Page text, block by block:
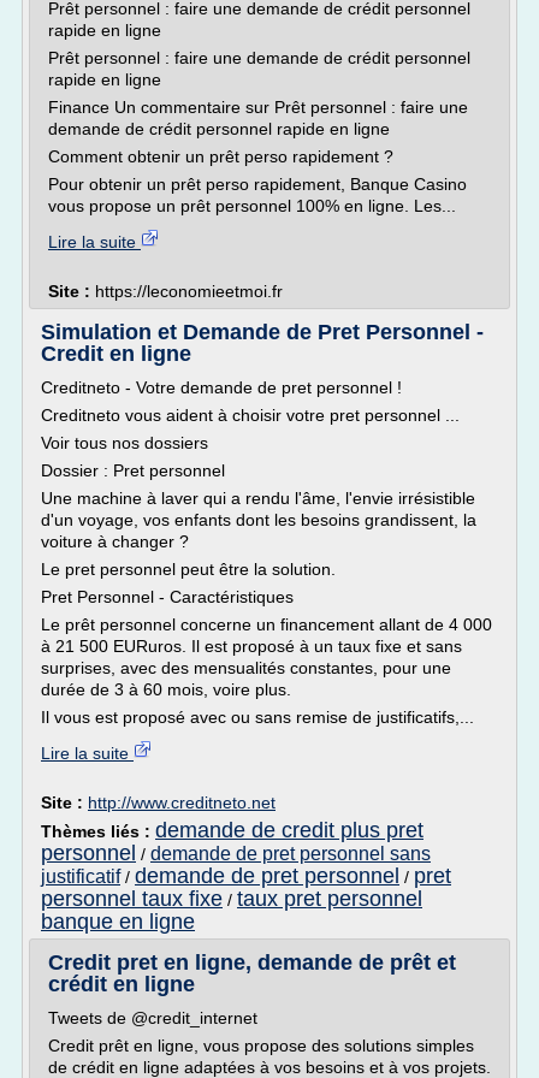
Prêt personnel : faire une demande de crédit personnel
rapide en ligne
Prêt personnel : faire une demande de crédit personnel
rapide en ligne
Finance Un commentaire sur Prêt personnel : faire une
demande de crédit personnel rapide en ligne
Comment obtenir un prêt perso rapidement ?
Pour obtenir un prêt perso rapidement, Banque Casino
vous propose un prêt personnel 100% en ligne. Les...
Lire la suite
Site : https://leconomieetmoi.fr
Simulation et Demande de Pret Personnel -
Credit en ligne
Creditneto - Votre demande de pret personnel !
Creditneto vous aident à choisir votre pret personnel ...
Voir tous nos dossiers
Dossier : Pret personnel
Une machine à laver qui a rendu l'âme, l'envie irrésistible
d'un voyage, vos enfants dont les besoins grandissent, la
voiture à changer ?
Le pret personnel peut être la solution.
Pret Personnel - Caractéristiques
Le prêt personnel concerne un financement allant de 4 000
à 21 500 EURuros. Il est proposé à un taux fixe et sans
surprises, avec des mensualités constantes, pour une
durée de 3 à 60 mois, voire plus.
Il vous est proposé avec ou sans remise de justificatifs,...
Lire la suite
Site : http://www.creditneto.net
Thèmes liés : demande de credit plus pret
personnel / demande de pret personnel sans
justificatif/ demande de pret personnel / pret
personnel taux fixe / taux pret personnel
banque en ligne
Credit pret en ligne, demande de prêt et
crédit en ligne
Tweets de @credit_internet
Credit prêt en ligne, vous propose des solutions simples
de crédit en ligne adaptées à vos besoins et à vos projets.